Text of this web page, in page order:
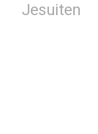
Jesuiten